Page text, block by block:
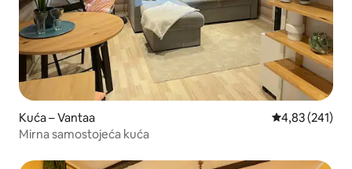
Kuća – Vantaa Prosječna
4,83 (241)
Mirna samostojeća kuća